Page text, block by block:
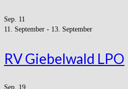
Sep. 11
11. September - 13. September
RV Giebelwald LPO
Sep. 19